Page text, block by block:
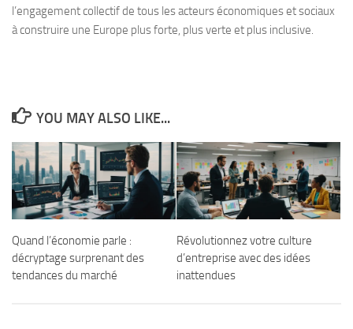
l’engagement collectif de tous les acteurs économiques et sociaux
à construire une Europe plus forte, plus verte et plus inclusive.
YOU MAY ALSO LIKE...
Quand l’économie parle :
décryptage surprenant des
tendances du marché
Révolutionnez votre culture
d’entreprise avec des idées
inattendues